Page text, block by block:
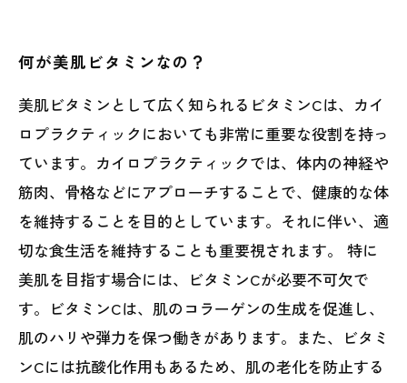
タミン補給法
何が美肌ビタミンなの？
美肌ビタミンとして広く知られるビタミンCは、カイ
ロプラクティックにおいても非常に重要な役割を持っ
ています。カイロプラクティックでは、体内の神経や
筋肉、骨格などにアプローチすることで、健康的な体
を維持することを目的としています。それに伴い、適
切な食生活を維持することも重要視されます。 特に
美肌を目指す場合には、ビタミンCが必要不可欠で
す。ビタミンCは、肌のコラーゲンの生成を促進し、
肌のハリや弾力を保つ働きがあります。また、ビタミ
ンCには抗酸化作用もあるため、肌の老化を防止する